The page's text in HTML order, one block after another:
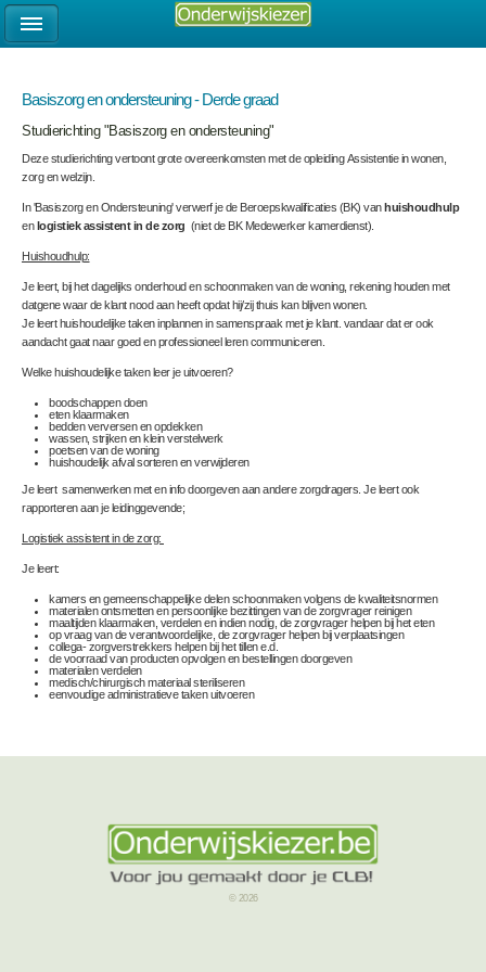
Basiszorg en ondersteuning - Derde graad
Studierichting "Basiszorg en ondersteuning"
Deze studierichting vertoont grote overeenkomsten met de opleiding Assistentie in wonen,
zorg en welzijn.
In 'Basiszorg en Ondersteuning' verwerf je de Beroepskwalificaties (BK) van huishoudhulp
en logistiek assistent in de zorg (niet de BK Medewerker kamerdienst).
Huishoudhulp:
Je leert, bij het dagelijks onderhoud en schoonmaken van de woning, rekening houden met
datgene waar de klant nood aan heeft opdat hij/zij thuis kan blijven wonen.
Je leert huishoudelijke taken inplannen in samenspraak met je klant. vandaar dat er ook
aandacht gaat naar goed en professioneel leren communiceren.
Welke huishoudelijke taken leer je uitvoeren?
boodschappen doen
eten klaarmaken
bedden verversen en opdekken
wassen, strijken en klein verstelwerk
poetsen van de woning
huishoudelijk afval sorteren en verwijderen
Je leert samenwerken met en info doorgeven aan andere zorgdragers. Je leert ook
rapporteren aan je leidinggevende;
Logistiek assistent in de zorg:
Je leert:
kamers en gemeenschappelijke delen schoonmaken volgens de kwaliteitsnormen
materialen ontsmetten en persoonlijke bezittingen van de zorgvrager reinigen
maaltijden klaarmaken, verdelen en indien nodig, de zorgvrager helpen bij het eten
op vraag van de verantwoordelijke, de zorgvrager helpen bij verplaatsingen
collega- zorgverstrekkers helpen bij het tillen e.d.
de voorraad van producten opvolgen en bestellingen doorgeven
materialen verdelen
medisch/chirurgisch materiaal steriliseren
eenvoudige administratieve taken uitvoeren
© 2026